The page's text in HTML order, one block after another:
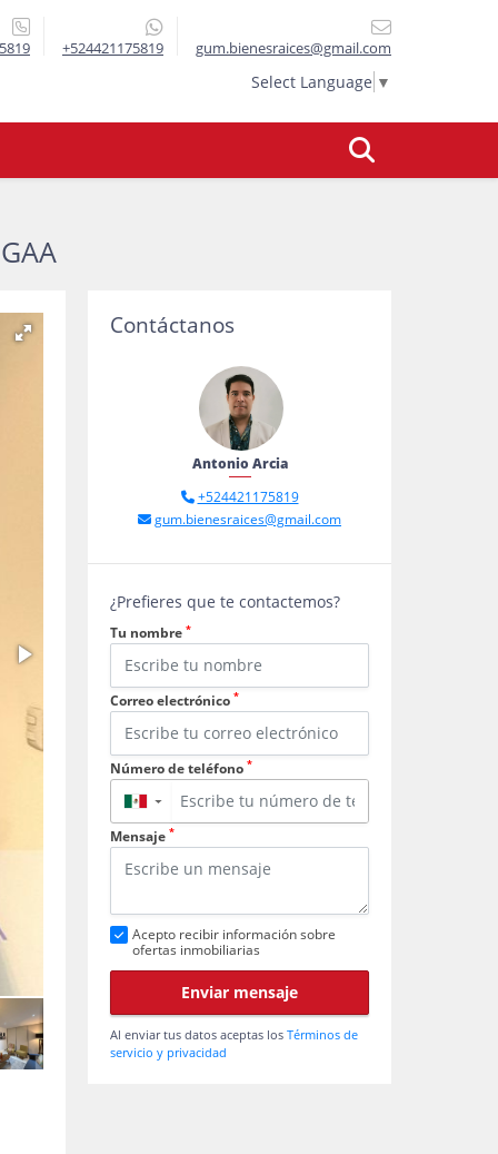
+524421175819 gum.bienesraices@gmail.com
Select Language ▼
Contáctanos
Antonio Arcia
+524421175819
gum.bienesraices@gmail.com
¿Prefieres que te contactemos?
Tu nombre *
Correo electrónico *
Número de teléfono *
▼
Mensaje *
Acepto recibir información sobre
ofertas inmobiliarias
Enviar mensaje
Al enviar tus datos aceptas los Términos de
servicio y privacidad